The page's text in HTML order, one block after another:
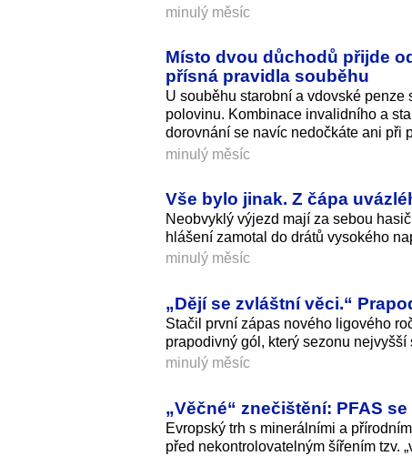
minulý měsíc
Místo dvou důchodů přijde
přísná pravidla souběhu
U souběhu starobní a vdovské
polovinu. Kombinace invalidního a
dorovnání se navíc nedočkáte ani při
minulý měsíc
Vše bylo jinak. Z čápa
Neobvyklý výjezd mají za sebou
hlášení zamotal do drátů vysokého
minulý měsíc
„Dějí se zvláštní věci.“
Stačil první zápas nového ligového
prapodivný gól, který sezonu nejvyšší
minulý měsíc
„Věčné“ znečištění: PFAS
Evropský trh s minerálními a
před nekontrolovatelným šířením tzv.